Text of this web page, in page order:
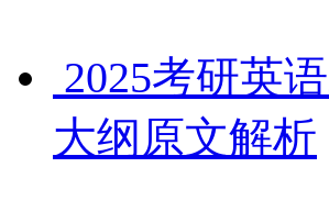
2025考研英
大纲原文解析